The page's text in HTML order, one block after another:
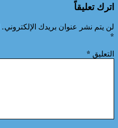
اترك تعليقاً
لن يتم نشر عنوان بريدك الإلكتروني.
*
التعليق *